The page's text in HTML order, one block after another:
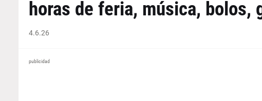
horas de feria, música,
4.6.26
publicidad